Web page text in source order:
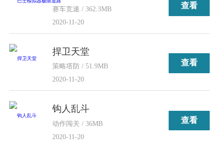
赛车竞速 / 362.3MB
2020-11-20
查看
捍卫天堂
策略塔防 / 51.9MB
2020-11-20
查看
钩人乱斗
动作闯关 / 36MB
2020-11-20
查看